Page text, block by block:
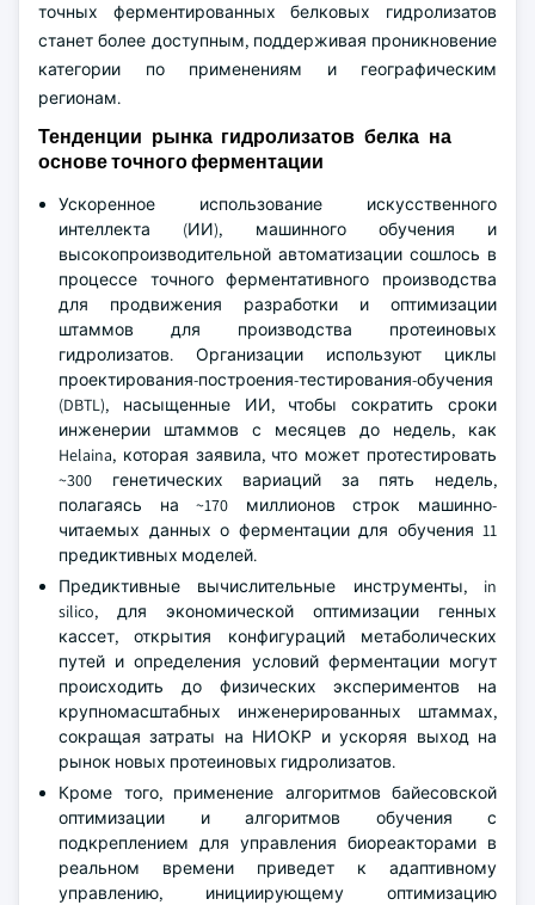
точных ферментированных белковых гидролизатов
станет более доступным, поддерживая проникновение
категории по применениям и географическим
регионам.
Тенденции рынка гидролизатов белка на
основе точного ферментации
Ускоренное использование искусственного
интеллекта (ИИ), машинного обучения и
высокопроизводительной автоматизации сошлось в
процессе точного ферментативного производства
для продвижения разработки и оптимизации
штаммов для производства протеиновых
гидролизатов. Организации используют циклы
проектирования-построения-тестирования-обучения
(DBTL), насыщенные ИИ, чтобы сократить сроки
инженерии штаммов с месяцев до недель, как
Helaina, которая заявила, что может протестировать
~300 генетических вариаций за пять недель,
полагаясь на ~170 миллионов строк машинно-
читаемых данных о ферментации для обучения 11
предиктивных моделей.
Предиктивные вычислительные инструменты, in
silico, для экономической оптимизации генных
кассет, открытия конфигураций метаболических
путей и определения условий ферментации могут
происходить до физических экспериментов на
крупномасштабных инженерированных штаммах,
сокращая затраты на НИОКР и ускоряя выход на
рынок новых протеиновых гидролизатов.
Кроме того, применение алгоритмов байесовской
оптимизации и алгоритмов обучения с
подкреплением для управления биореакторами в
реальном времени приведет к адаптивному
управлению, инициирующему оптимизацию